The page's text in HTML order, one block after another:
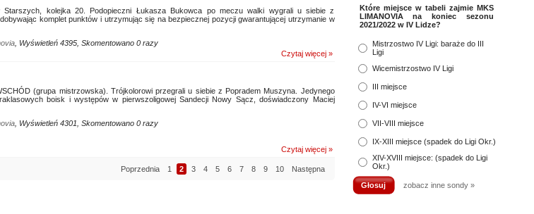
Które miejsce w tabeli zajmie MKS
LIMANOVIA na koniec sezonu
2021/2022 w IV Lidze?
Mistrzostwo IV Ligi: baraże do III
Ligi
Wicemistrzostwo IV Ligi
III miejsce
IV-VI miejsce
VII-VIII miejsce
IX-XIII miejsce (spadek do Ligi Okr.)
XIV-XVIII miejsce: (spadek do Ligi
Okr.)
zobacz inne sondy »
Starszych, kolejka 20. Podopieczni Łukasza Bukowca po meczu walki wygrali u siebie z
komplet punktów i utrzymując się na bezpiecznej pozycji gwarantującej utrzymanie w
Czytaj więcej »
, Wyświetleń 4395, Skomentowano 0 razy
(grupa mistrzowska). Trójkolorowi przegrali u siebie z Popradem Muszyna. Jedynego
boisk i występów w pierwszoligowej Sandecji Nowy Sącz, doświadczony Maciej
Czytaj więcej »
, Wyświetleń 4301, Skomentowano 0 razy
Poprzednia 1 2 3 4 5 6 7 8 9 10 Następna